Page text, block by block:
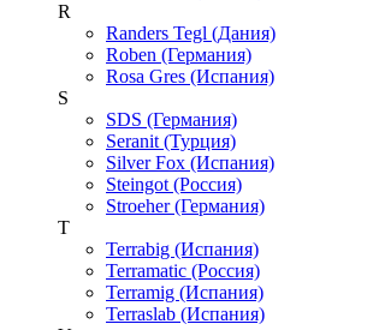
R
Randers Tegl (Дания)
Roben (Германия)
Rosa Gres (Испания)
S
SDS (Германия)
Seranit (Турция)
Silver Fox (Испания)
Steingot (Россия)
Stroeher (Германия)
T
Terrabig (Испания)
Terramatic (Россия)
Terramig (Испания)
Terraslab (Испания)